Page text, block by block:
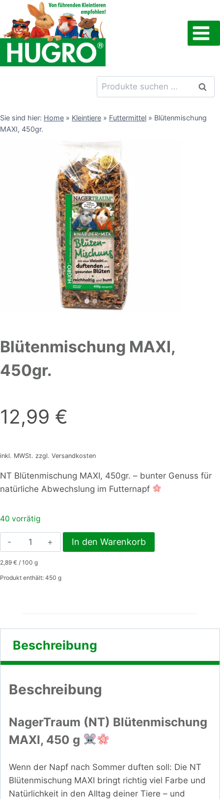
Inhalt
springen
Suchen
nach:
Sie sind hier: Home » Kleintiere » Futtermittel » Blütenmischung
MAXI, 450gr.
Blütenmischung MAXI,
450gr.
12,99 €
inkl. MWSt. zzgl. Versandkosten
NT Blütenmischung MAXI, 450gr. – bunter Genuss für
natürliche Abwechslung im Futternapf
40 vorrätig
Blütenmischung
MAXI,
450gr.
Menge
In den Warenkorb
2,89 € / 100 g
Produkt enthält: 450 g
Beschreibung
Beschreibung
NagerTraum (NT) Blütenmischung
MAXI, 450 g
Wenn der Napf nach Sommer duften soll: Die NT
Blütenmischung MAXI bringt richtig viel Farbe und
Natürlichkeit in den Alltag deiner Tiere – und